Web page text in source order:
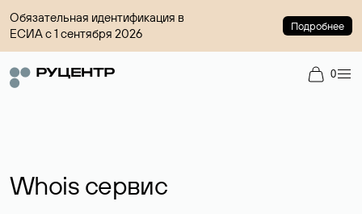
Обязательная идентификация в
ЕСИА с 1 сентября 2026
Подробнее
0
Whois сервис